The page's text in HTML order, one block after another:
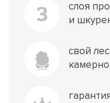
3
слоя
и
свой лес